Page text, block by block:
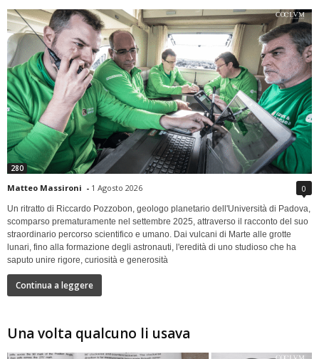
280
Matteo Massironi - 1 Agosto 2026 0
Un ritratto di Riccardo Pozzobon, geologo planetario dell'Università di Padova,
scomparso prematuramente nel settembre 2025, attraverso il racconto del suo
straordinario percorso scientifico e umano. Dai vulcani di Marte alle grotte
lunari, fino alla formazione degli astronauti, l'eredità di uno studioso che ha
saputo unire rigore, curiosità e generosità
Continua a leggere
Una volta qualcuno li usava